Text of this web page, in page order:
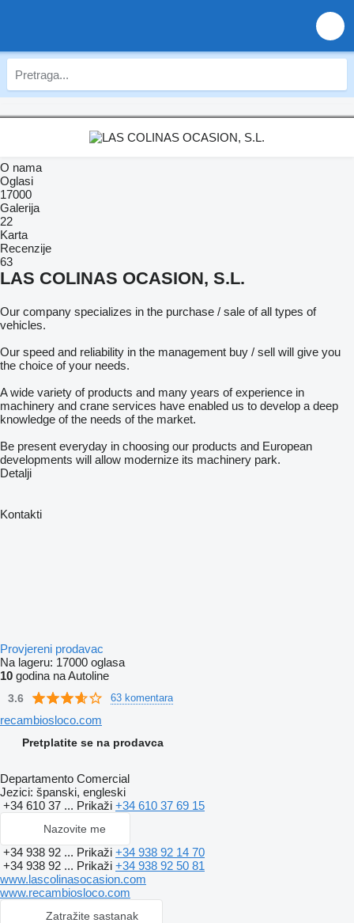
O nama
Oglasi
17000
Galerija
22
Karta
Recenzije
63
LAS COLINAS OCASION, S.L.
Our company specializes in the purchase / sale of all types of
vehicles.
Our speed and reliability in the management buy / sell will give you
the choice of your needs.
A wide variety of products and many years of experience in
machinery and crane services have enabled us to develop a deep
knowledge of the needs of the market.
Be present everyday in choosing our products and European
developments will allow modernize its machinery park.
Detalji
Kontakti
Provjereni prodavac
Na lageru: 17000 oglasa
10 godina na Autoline
3.6 63 komentara
recambiosloco.com
Pretplatite se na prodavca
Departamento Comercial
Jezici: španski, engleski
+34 610 37 ... Prikaži +34 610 37 69 15
Nazovite me
+34 938 92 ... Prikaži +34 938 92 14 70
+34 938 92 ... Prikaži +34 938 92 50 81
www.lascolinasocasion.com
www.recambiosloco.com
Zatražite sastanak